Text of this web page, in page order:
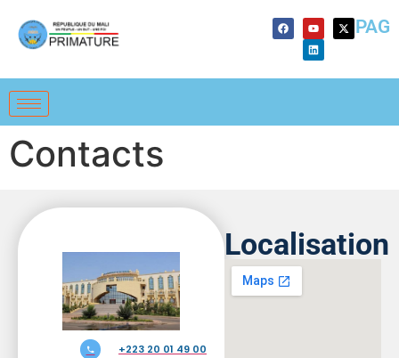
PAG
Contacts
+223 20 01 49 00
Localisation